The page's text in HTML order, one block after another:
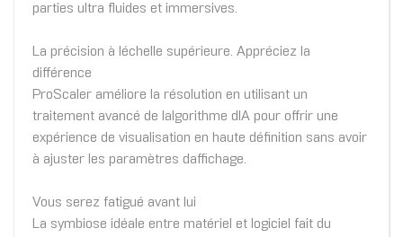
parties ultra fluides et immersives.
La précision à léchelle supérieure. Appréciez la
différence
ProScaler améliore la résolution en utilisant un
traitement avancé de lalgorithme dIA pour offrir une
expérience de visualisation en haute définition sans avoir
à ajuster les paramètres daffichage.
Vous serez fatigué avant lui
La symbiose idéale entre matériel et logiciel fait du